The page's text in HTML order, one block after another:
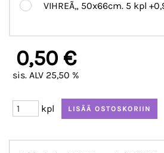
VIHREÃ„ 50x66cm. 5 kpl
0,50 €
sis. ALV 25,50 %
kpl